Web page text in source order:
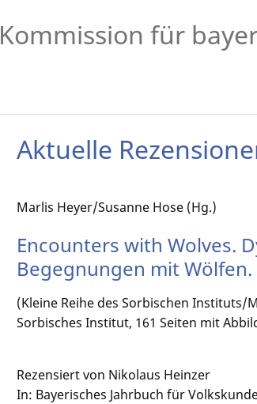
Kommission für
Aktuelle
Marlis Heyer/Susanne Hose (Hg.)
Encounters with Wolves.
Begegnungen mit
(Kleine Reihe des Sorbischen Instituts/
Sorbisches Institut, 161 Seiten mit
Rezensiert von Nikolaus Heinzer
In: Bayerisches Jahrbuch für